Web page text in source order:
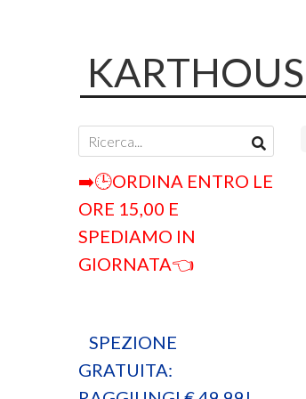
➡️🕒ORDINA ENTRO LE
ORE 15,00 E
SPEDIAMO IN
GIORNATA👈
SPEZIONE
GRATUITA: